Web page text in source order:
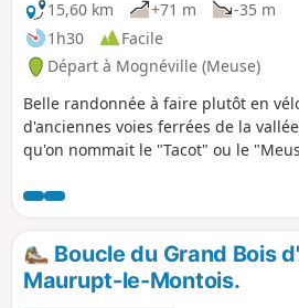
15,60 km
+71 m
-35 m
1h30
Facile
Départ à Mognéville (Meuse)
Belle randonnée à faire plutôt en
d'anciennes voies ferrées de la
qu'on nommait le "Tacot" ou le
facile car il y a peu de pente. Le
ombragé.
Boucle du Grand Bois
Maurupt-le-Montois.